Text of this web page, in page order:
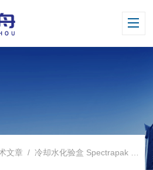
文章 / 冷却水化验盒 Spectrapak 309操作说明